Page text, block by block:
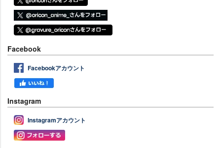
Facebook
Facebookアカウント
Instagram
Instagramアカウント